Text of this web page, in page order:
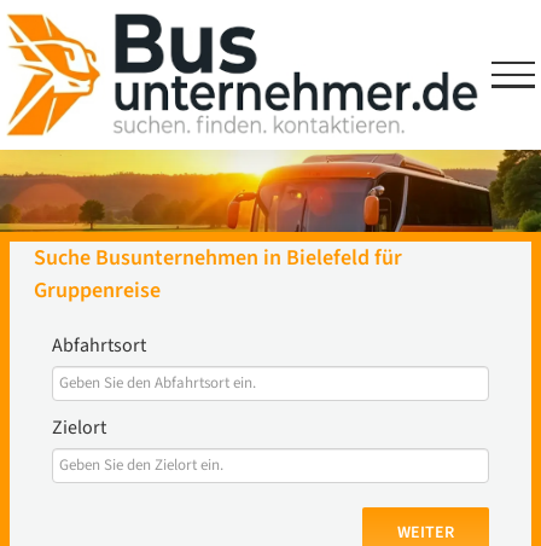
Skip
to
content
Suche Busunternehmen in Bielefeld für
Gruppenreise
Abfahrtsort
Zielort
WEITER